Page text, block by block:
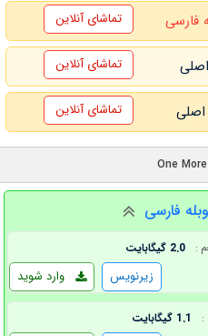
فارسی تماشای آنلاین
تماشای آنلاین
تماشای آنلاین
فارسی
: 2.0 گیگابایت
وارد شوید زیرنویس
: 1.1 گیگابایت